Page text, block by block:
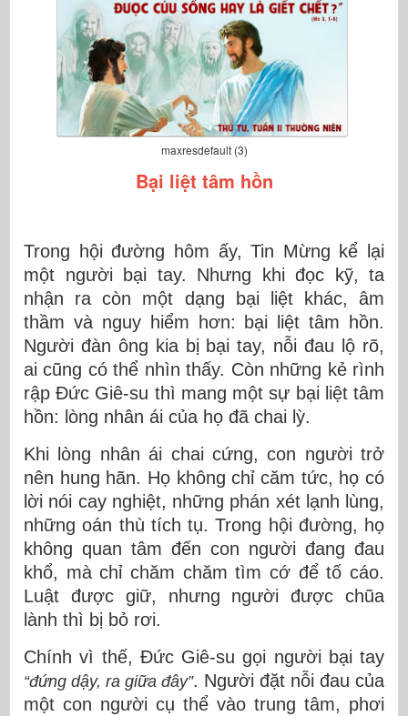
maxresdefault (3)
Bại liệt tâm hồn
Trong hội đường hôm ấy, Tin Mừng kể lại
một người bại tay. Nhưng khi đọc kỹ, ta
nhận ra còn một dạng bại liệt khác, âm
thầm và nguy hiểm hơn: bại liệt tâm hồn.
Người đàn ông kia bị bại tay, nỗi đau lộ rõ,
ai cũng có thể nhìn thấy. Còn những kẻ rình
rập Đức Giê-su thì mang một sự bại liệt tâm
hồn: lòng nhân ái của họ đã chai lỳ.
Khi lòng nhân ái chai cứng, con người trở
nên hung hãn. Họ không chỉ căm tức, họ có
ời nói cay nghiệt, những phán xét lạnh lùng,
những oán thù tích tụ. Trong hội đường, họ
không quan tâm đến con người đang đau
khổ, mà chỉ chăm chăm tìm cớ để tố cáo.
Luật được giữ, nhưng người được chũa
lành thì bị bỏ rơi.
Chính vì thế, Đức Giê-su gọi người bại tay
“đứng dậy, ra giữa đây”. Người đặt nỗi đau của
một con người cụ thể vào trung tâm, phơi